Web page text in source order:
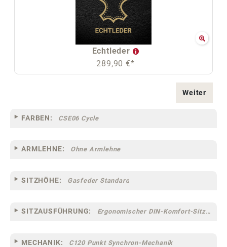
Echtleder
289,90 €*
Weiter
FARBEN: CSE06 Cycle
ARMLEHNE: Ohne Armlehne
SITZHÖHE: Gasfeder Standard
SITZAUSFÜHRUNG: Ergonomischer DIN-Komfort-Sitz [75]
MECHANIK: C120 Punkt Synchron-Mechanik